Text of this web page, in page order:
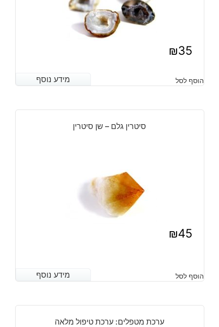
₪35
מידע נוסף הוסף לסל מידע נוסף
סיטרין גלם – שן סיטרין
₪45
מידע נוסף הוסף לסל מידע נוסף
ערכת מטפלים: ערכת טיפול מלאה